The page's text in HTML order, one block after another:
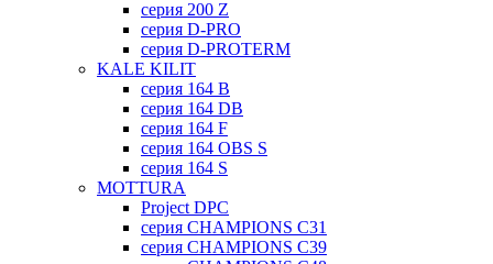
серия 200 Z
серия D-PRO
серия D-PROTERM
KALE KILIT
серия 164 B
серия 164 DB
серия 164 F
серия 164 OBS S
серия 164 S
MOTTURA
Project DPC
серия CHAMPIONS C31
серия CHAMPIONS C39